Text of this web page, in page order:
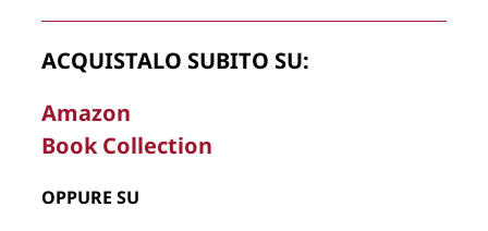
Cookie PolicyPrivacy Policy
ACQUISTALO SUBITO SU:
Amazon
Book Collection
OPPURE SU